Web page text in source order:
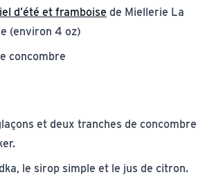
d’été et framboise de Miellerie La
(environ 4 oz)
concombre
et deux tranches de concombre
le sirop simple et le jus de citron.